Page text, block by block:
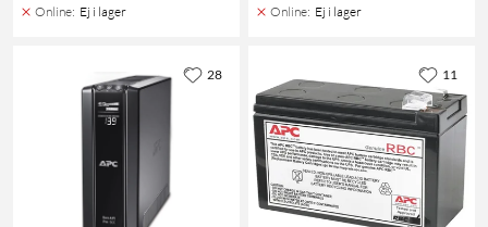
Online: Ej i lager Online: Ej i lager
28 11